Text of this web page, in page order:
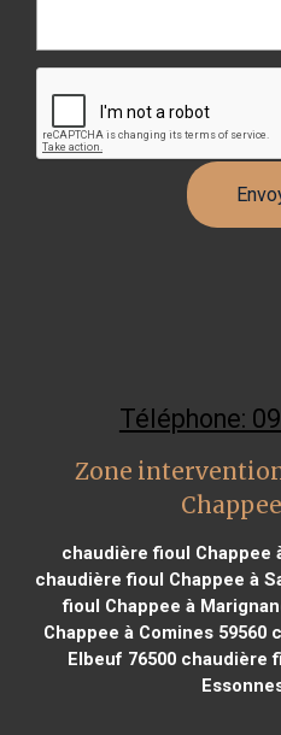
Téléphone:
Zone
chaudière fioul Chappee
chaudière fioul Chappee à
fioul Chappee à
Chappee à Comines 59560
Elbeuf 76500 chaudière